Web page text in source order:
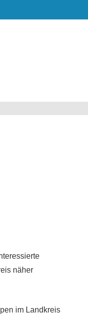
näher
im Landkreis